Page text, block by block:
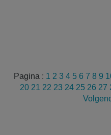
Pagina : 1 2 3 4 5 6 7 8 9
20 21 22 23 24 25 26 27